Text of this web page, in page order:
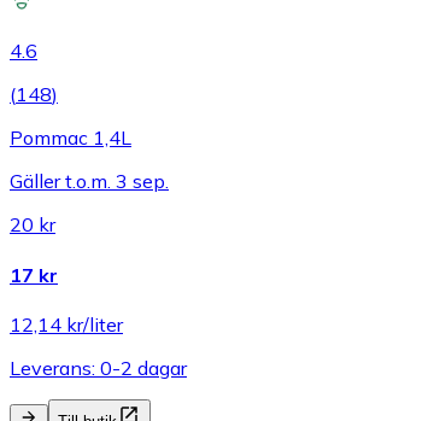
4.6
(148)
Pommac 1,4L
Gäller t.o.m. 3 sep.
20 kr
17 kr
12,14 kr/liter
Leverans: 0-2 dagar